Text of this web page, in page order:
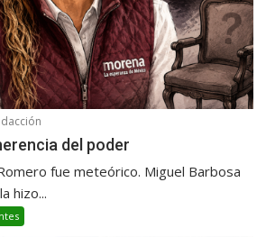
del poder
fue meteórico. Miguel Barbosa
hizo...